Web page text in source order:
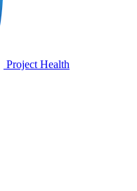
Project Health